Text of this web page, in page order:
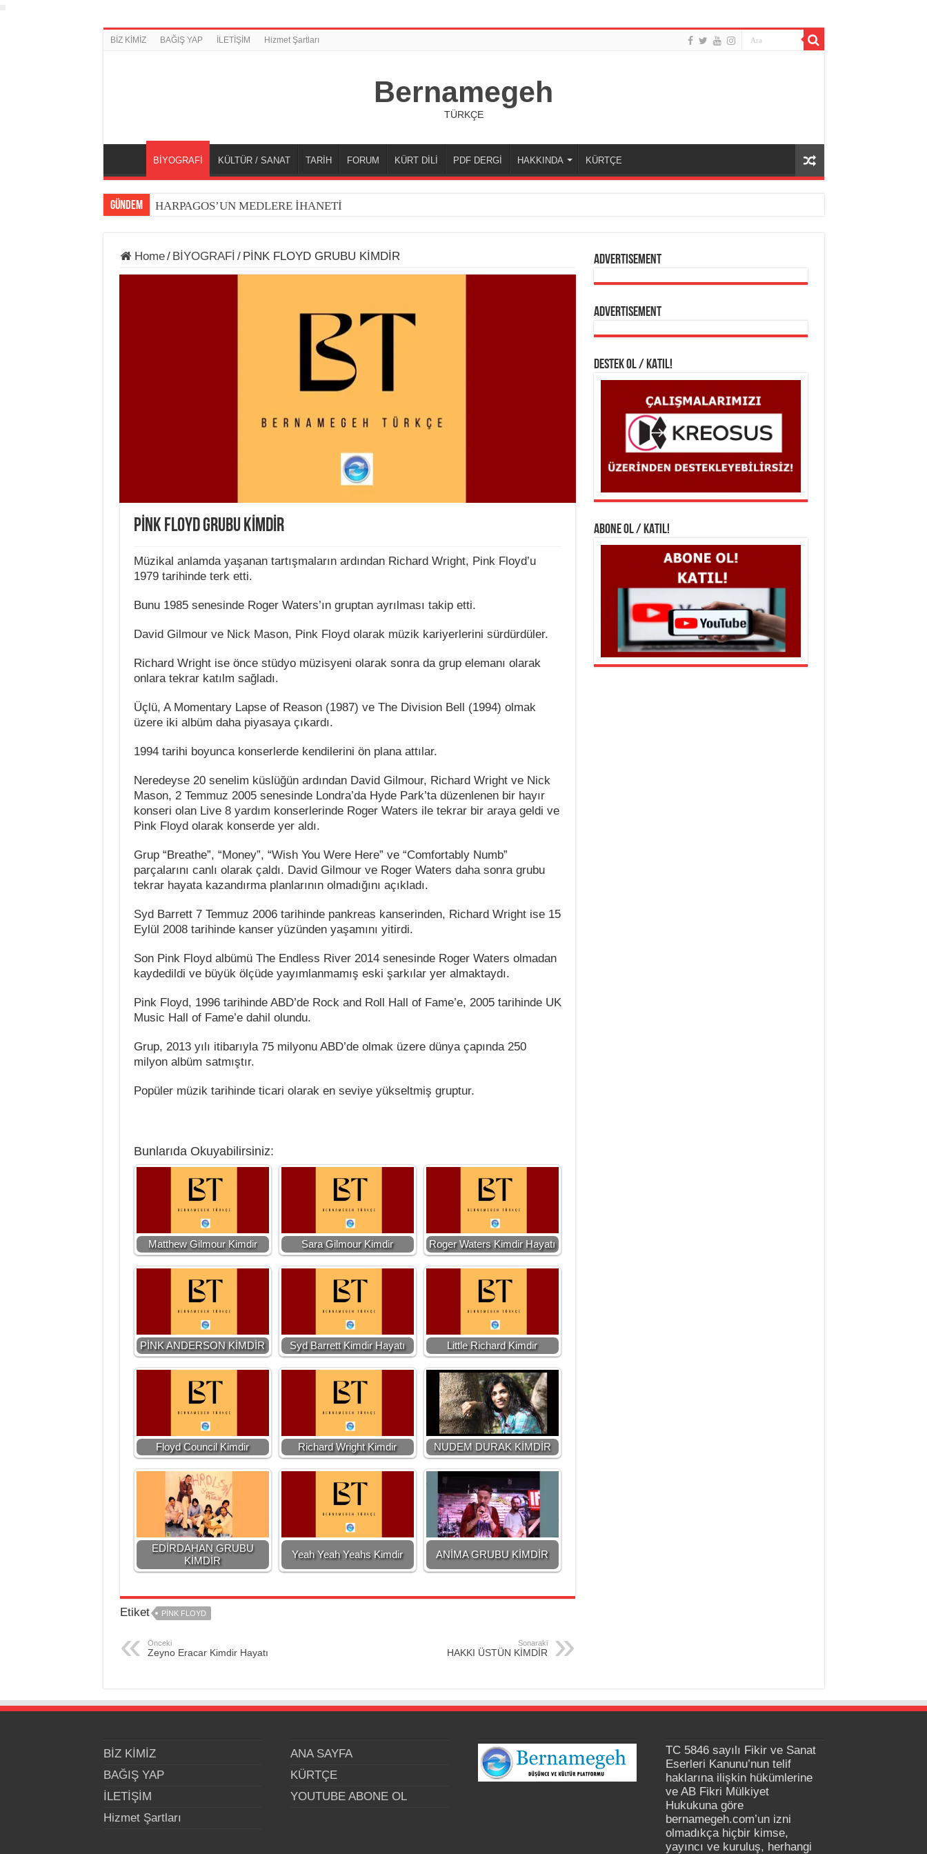
BİZ KİMİZ BAĞIŞ YAP İLETİŞİM Hizmet Şartları
Bernamegeh
TÜRKÇE
BİYOGRAFİ KÜLTÜR / SANAT TARİH FORUM KÜRT DİLİ PDF DERGİ HAKKINDA KÜRTÇE
GÜNDEM HARPAGOS’UN MEDLERE İHANETİ
Home/ BİYOGRAFİ / PİNK FLOYD GRUBU KİMDİR
PİNK FLOYD GRUBU KİMDİR
Müzikal anlamda yaşanan tartışmaların ardından Richard Wright, Pink Floyd’u
1979 tarihinde terk etti.
Bunu 1985 senesinde Roger Waters’ın gruptan ayrılması takip etti.
David Gilmour ve Nick Mason, Pink Floyd olarak müzik kariyerlerini sürdürdüler.
Richard Wright ise önce stüdyo müzisyeni olarak sonra da grup elemanı olarak
onlara tekrar katılm sağladı.
Üçlü, A Momentary Lapse of Reason (1987) ve The Division Bell (1994) olmak
üzere iki albüm daha piyasaya çıkardı.
1994 tarihi boyunca konserlerde kendilerini ön plana attılar.
Neredeyse 20 senelim küslüğün ardından David Gilmour, Richard Wright ve Nick
Mason, 2 Temmuz 2005 senesinde Londra’da Hyde Park’ta düzenlenen bir hayır
konseri olan Live 8 yardım konserlerinde Roger Waters ile tekrar bir araya geldi ve
Pink Floyd olarak konserde yer aldı.
Grup “Breathe”, “Money”, “Wish You Were Here” ve “Comfortably Numb”
parçalarını canlı olarak çaldı. David Gilmour ve Roger Waters daha sonra grubu
tekrar hayata kazandırma planlarının olmadığını açıkladı.
Syd Barrett 7 Temmuz 2006 tarihinde pankreas kanserinden, Richard Wright ise 15
Eylül 2008 tarihinde kanser yüzünden yaşamını yitirdi.
Son Pink Floyd albümü The Endless River 2014 senesinde Roger Waters olmadan
kaydedildi ve büyük ölçüde yayımlanmamış eski şarkılar yer almaktaydı.
Pink Floyd, 1996 tarihinde ABD’de Rock and Roll Hall of Fame’e, 2005 tarihinde UK
Music Hall of Fame’e dahil olundu.
Grup, 2013 yılı itibarıyla 75 milyonu ABD’de olmak üzere dünya çapında 250
milyon albüm satmıştır.
Popüler müzik tarihinde ticari olarak en seviye yükseltmiş gruptur.
Bunlarıda Okuyabilirsiniz:
Matthew Gilmour Kimdir Sara Gilmour Kimdir Roger Waters Kimdir Hayatı
PİNK ANDERSON KİMDİR Syd Barrett Kimdir Hayatı Little Richard Kimdir
Floyd Council Kimdir Richard Wright Kimdir NUDEM DURAK KİMDİR
EDİRDAHAN GRUBU
KİMDİR
Yeah Yeah Yeahs Kimdir ANİMA GRUBU KİMDİR
Etiket PİNK FLOYD
Önceki
Zeyno Eracar Kimdir Hayatı
Sonaraki
HAKKI ÜSTÜN KİMDİR
Advertisement
Advertisement
DESTEK OL / KATIL!
ABONE OL / KATIL!
BİZ KİMİZ
BAĞIŞ YAP
İLETİŞİM
Hizmet Şartları
ANA SAYFA
KÜRTÇE
YOUTUBE ABONE OL
TC 5846 sayılı Fikir ve Sanat
Eserleri Kanunu’nun telif
haklarına ilişkin hükümlerine
ve AB Fikri Mülkiyet
Hukukuna göre
bernamegeh.com’un izni
olmadıkça hiçbir kimse,
yayıncı ve kuruluş, herhangi